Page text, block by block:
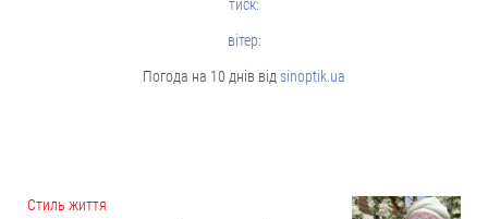
тиск:
вітер:
Погода на 10 днів відsinoptik.ua
Cтиль життя